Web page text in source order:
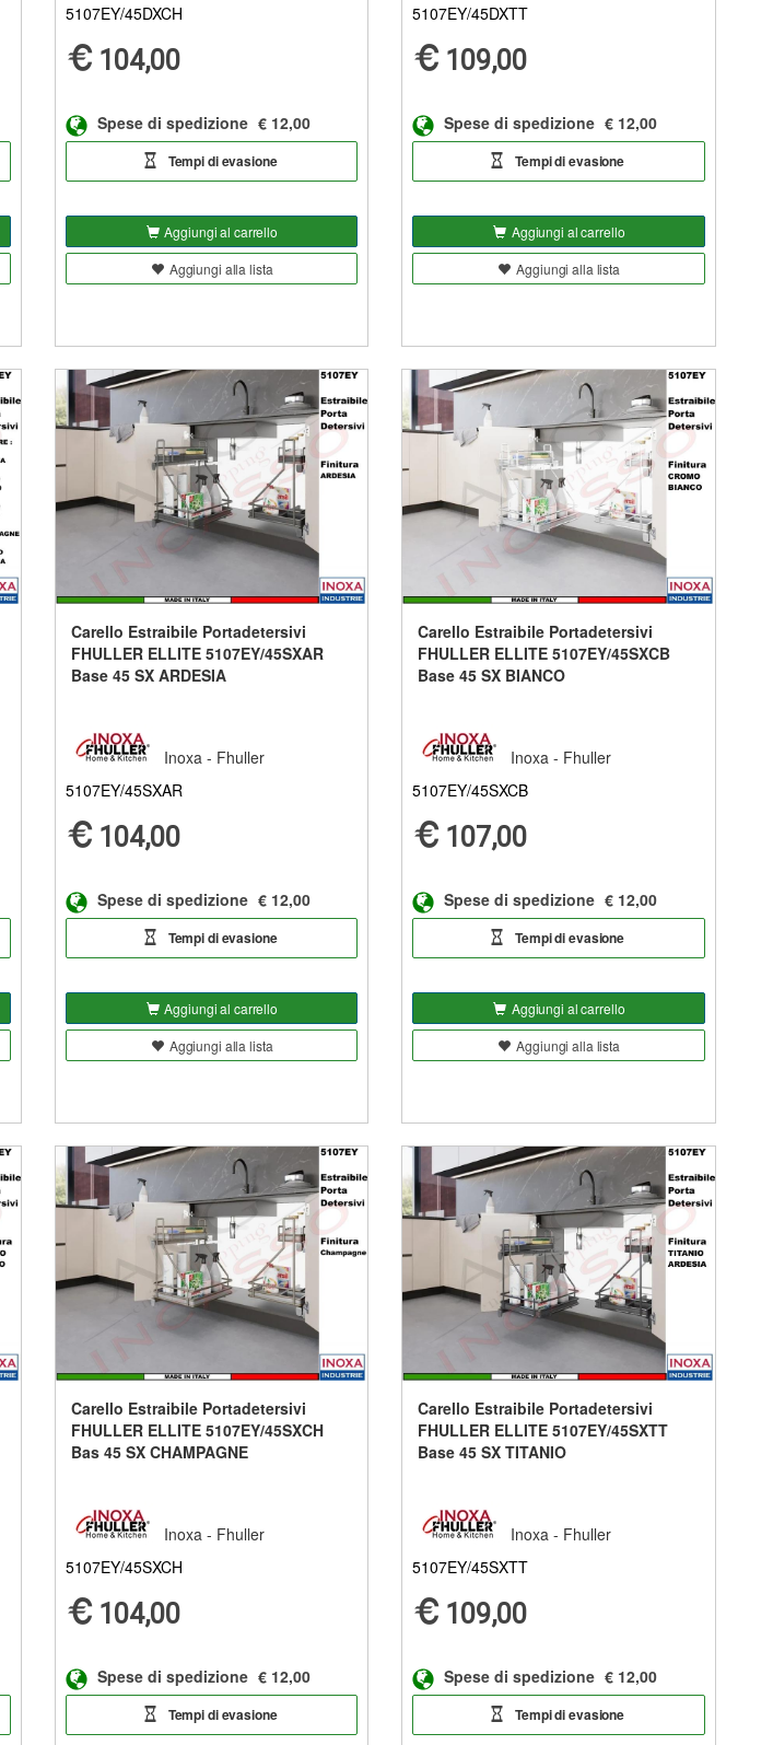
5107EY/45DXCH
104,00
Spese di spedizione € 12,00
Tempi di evasione
Aggiungi al carrello
Aggiungi alla lista
5107EY/45DXTT
109,00
Spese di spedizione € 12,00
Tempi di evasione
Aggiungi al carrello
Aggiungi alla lista
Carello Estraibile Portadetersivi
FHULLER ELLITE 5107EY/45SXAR
Base 45 SX ARDESIA
Inoxa - Fhuller
5107EY/45SXAR
104,00
Spese di spedizione € 12,00
Tempi di evasione
Aggiungi al carrello
Aggiungi alla lista
Carello Estraibile Portadetersivi
FHULLER ELLITE 5107EY/45SXCB
Base 45 SX BIANCO
Inoxa - Fhuller
5107EY/45SXCB
107,00
Spese di spedizione € 12,00
Tempi di evasione
Aggiungi al carrello
Aggiungi alla lista
Carello Estraibile Portadetersivi
FHULLER ELLITE 5107EY/45SXCH
Bas 45 SX CHAMPAGNE
Inoxa - Fhuller
5107EY/45SXCH
104,00
Spese di spedizione € 12,00
Tempi di evasione
Carello Estraibile Portadetersivi
FHULLER ELLITE 5107EY/45SXTT
Base 45 SX TITANIO
Inoxa - Fhuller
5107EY/45SXTT
109,00
Spese di spedizione € 12,00
Tempi di evasione